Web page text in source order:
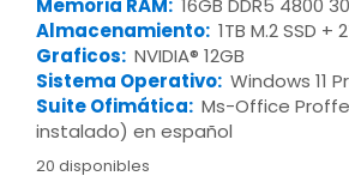
Memoria RAM: 16GB DDR5 4800
Almacenamiento: 1TB M.2 SSD +
Graficos: NVIDIA® 12GB
Sistema Operativo: Windows 11
Suite Ofimática: Ms-Office
instalado) en español
20 disponibles